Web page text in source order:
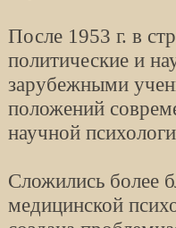
После 1953 г. в
политические и
зарубежными
положений
научной
Сложились более
медицинской